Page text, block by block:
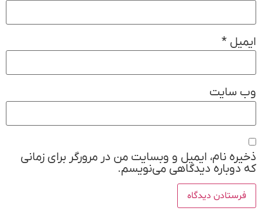
ایمیل *
وب‌ سایت
ذخیره نام، ایمیل و وبسایت من در مرورگر برای زمانی
که دوباره دیدگاهی می‌نویسم.